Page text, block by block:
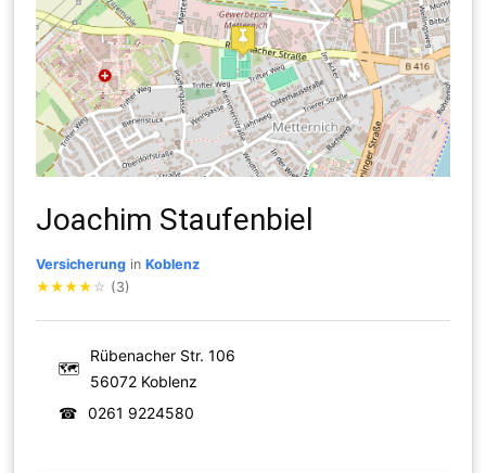
Joachim Staufenbiel
Versicherung inKoblenz
★★★★ ☆ (3)
🗺
Rübenacher Str. 106
56072 Koblenz
☎
0261 9224580